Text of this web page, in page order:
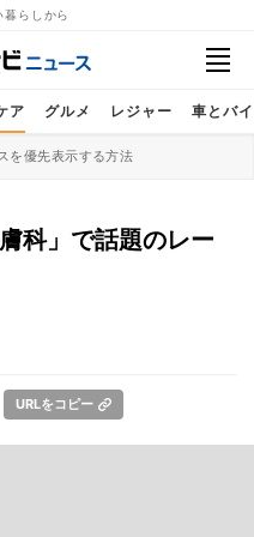
暮らしから
ア グルメ レジャー 車とバ
を優先表示する方法
科」で話題のレー
URLをコピー